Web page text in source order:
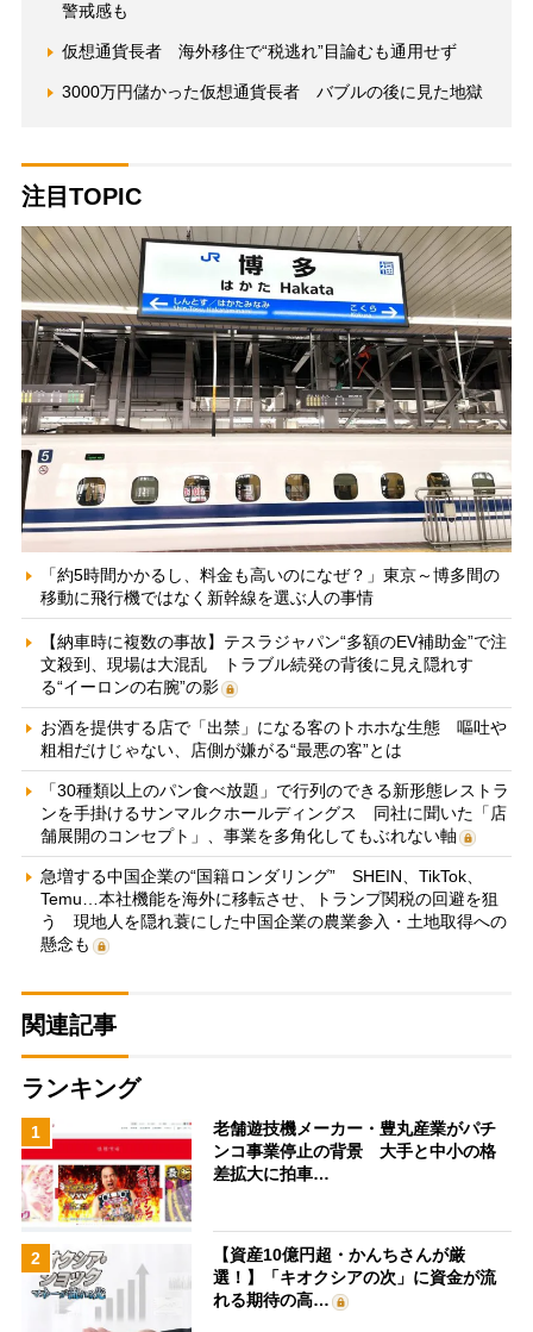
警戒感も
仮想通貨長者 海外移住で“税逃れ”目論むも通用せず
3000万円儲かった仮想通貨長者 バブルの後に見た地獄
注目TOPIC
「約5時間かかるし、料金も高いのになぜ？」東京～博多間の
移動に飛行機ではなく新幹線を選ぶ人の事情
【納車時に複数の事故】テスラジャパン“多額のEV補助金”で注
文殺到、現場は大混乱 トラブル続発の背後に見え隠れす
る“イーロンの右腕”の影
お酒を提供する店で「出禁」になる客のトホホな生態 嘔吐や
粗相だけじゃない、店側が嫌がる“最悪の客”とは
「30種類以上のパン食べ放題」で行列のできる新形態レストラ
ンを手掛けるサンマルクホールディングス 同社に聞いた「店
舗展開のコンセプト」、事業を多角化してもぶれない軸
急増する中国企業の“国籍ロンダリング” SHEIN、TikTok、
Temu…本社機能を海外に移転させ、トランプ関税の回避を狙
う 現地人を隠れ蓑にした中国企業の農業参入・土地取得への
懸念も
関連記事
ランキング
1
老舗遊技機メーカー・豊丸産業がパチ
ンコ事業停止の背景 大手と中小の格
差拡大に拍車…
2
【資産10億円超・かんちさんが厳
選！】「キオクシアの次」に資金が流
れる期待の高…